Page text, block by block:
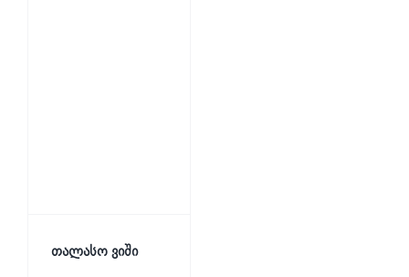
თალასო ვიში